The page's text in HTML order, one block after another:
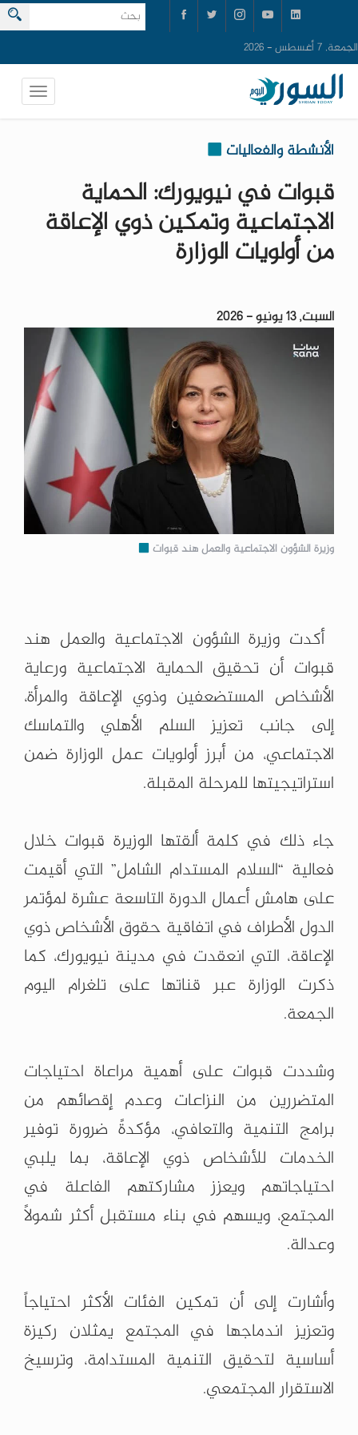
الجمعة, 7 أغسطس - 2026
الأنشطة والفعاليات
قبوات في نيويورك: الحماية
الاجتماعية وتمكين ذوي الإعاقة
من أولويات الوزارة
السبت, 13 يونيو - 2026
وزيرة الشؤون الاجتماعية والعمل هند قبوات
‏ أكدت وزيرة الشؤون الاجتماعية والعمل هند
قبوات أن تحقيق الحماية الاجتماعية ورعاية
‏الأشخاص المستضعفين وذوي الإعاقة والمرأة،
إلى جانب تعزيز السلم الأهلي والتماسك
‏الاجتماعي، من أبرز أولويات عمل الوزارة ضمن
استراتيجيتها للمرحلة المقبلة.‏
جاء ذلك في كلمة ألقتها الوزيرة قبوات خلال
فعالية “السلام المستدام الشامل” التي أقيمت
على ‏هامش أعمال الدورة التاسعة عشرة لمؤتمر
الدول الأطراف في اتفاقية حقوق الأشخاص ذوي
‏الإعاقة، التي انعقدت في مدينة نيويورك، كما
ذكرت الوزارة عبر قناتها على تلغرام اليوم
الجمعة.‏
وشددت قبوات على أهمية مراعاة احتياجات
المتضررين من النزاعات وعدم إقصائهم من
برامج ‏التنمية والتعافي، مؤكدةً ضرورة توفير
الخدمات للأشخاص ذوي الإعاقة، بما يلبي
احتياجاتهم ‏ويعزز مشاركتهم الفاعلة في
المجتمع، ويسهم في بناء مستقبل أكثر شمولاً
وعدالة.‏
وأشارت إلى أن تمكين الفئات الأكثر احتياجاً
وتعزيز اندماجها في المجتمع يمثلان ركيزة
أساسية ‏لتحقيق التنمية المستدامة، وترسيخ
الاستقرار المجتمعي.‏